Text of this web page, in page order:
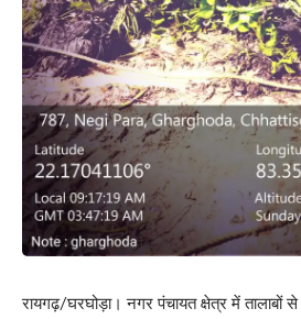
रायगढ़/घरघोड़ा। नगर पंचायत क्षेत्र में